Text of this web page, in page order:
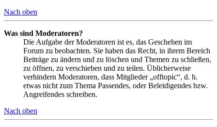
Nach oben
Was sind Moderatoren?
Die Aufgabe der Moderatoren ist es, das Geschehen im
Forum zu beobachten. Sie haben das Recht, in ihrem Bereich
Beiträge zu ändern und zu löschen und Themen zu schließen,
zu öffnen, zu verschieben und zu teilen. Üblicherweise
verhindern Moderatoren, dass Mitglieder „offtopic“, d. h.
etwas nicht zum Thema Passendes, oder Beleidigendes bzw.
Angreifendes schreiben.
Nach oben